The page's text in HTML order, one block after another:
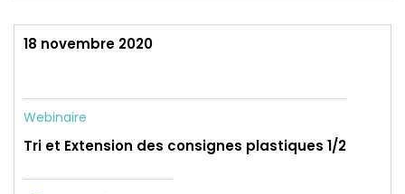
18 novembre 2020
Webinaire
Tri et Extension des consignes plastiques 1/2